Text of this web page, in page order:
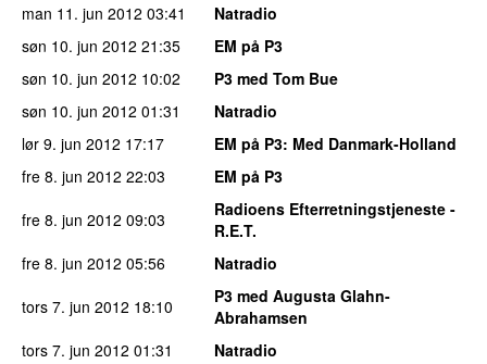
man 11. jun 2012 03:41
Natradio
søn 10. jun 2012 21:35
EM på P3
søn 10. jun 2012 10:02
P3 med Tom Bue
søn 10. jun 2012 01:31
Natradio
lør 9. jun 2012 17:17 EM på P3: Med Danmark-Holland
fre 8. jun 2012 22:03
EM på P3
fre 8. jun 2012 09:03
Radioens Efterretningstjeneste -
R.E.T.
fre 8. jun 2012 05:56
Natradio
tors 7. jun 2012 18:10
P3 med Augusta Glahn-
Abrahamsen
tors 7. jun 2012 01:31
Natradio